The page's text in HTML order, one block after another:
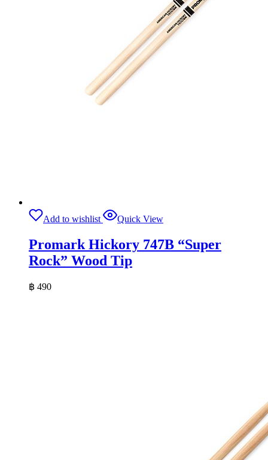
Add to wishlist Quick View
Promark Hickory 747B “Super
Rock” Wood Tip
฿ 490